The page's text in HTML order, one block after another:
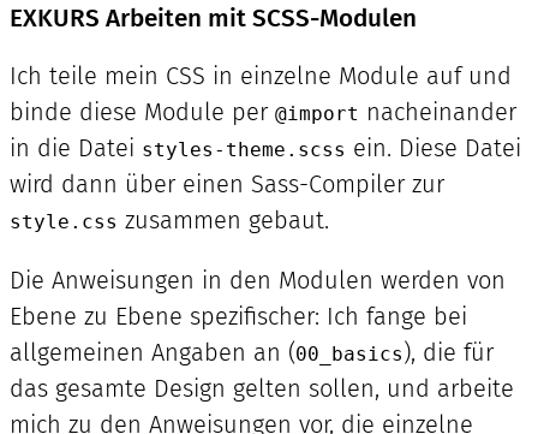
EXKURS Arbeiten mit SCSS-Modulen
Ich teile mein CSS in einzelne Module auf und
binde diese Module per @import nacheinander
in die Datei styles-theme.scss ein. Diese Datei
wird dann über einen Sass-Compiler zur
style.css zusammen gebaut.
Die Anweisungen in den Modulen werden von
Ebene zu Ebene spezifischer: Ich fange bei
allgemeinen Angaben an (00_basics), die für
das gesamte Design gelten sollen, und arbeite
mich zu den Anweisungen vor, die einzelne